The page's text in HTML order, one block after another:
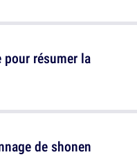
pour résumer la
de shonen